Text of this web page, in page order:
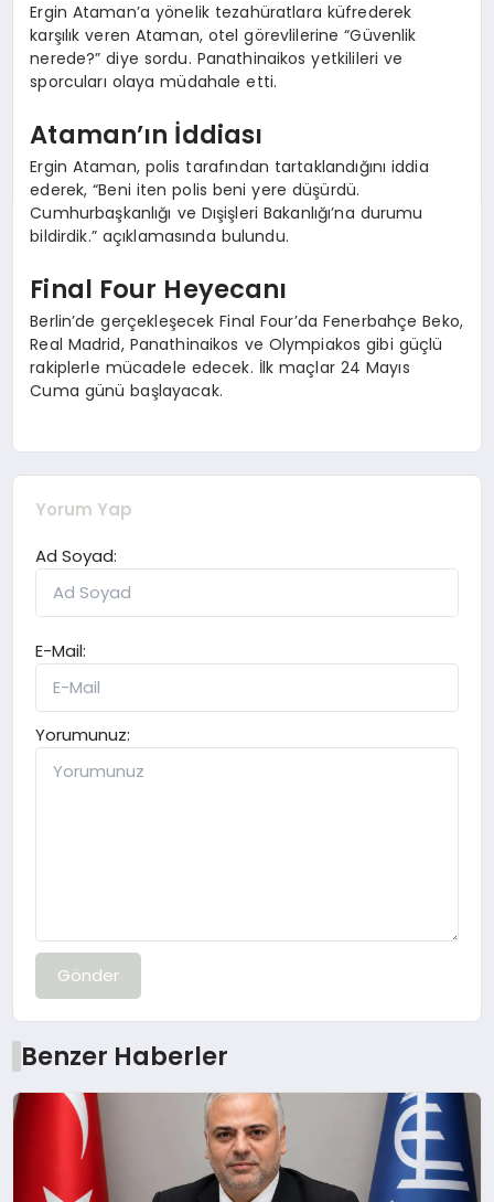
Ergin Ataman’a yönelik tezahüratlara küfrederek
karşılık veren Ataman, otel görevlilerine “Güvenlik
nerede?” diye sordu. Panathinaikos yetkilileri ve
sporcuları olaya müdahale etti.
Ataman’ın İddiası
Ergin Ataman, polis tarafından tartaklandığını iddia
ederek, “Beni iten polis beni yere düşürdü.
Cumhurbaşkanlığı ve Dışişleri Bakanlığı’na durumu
bildirdik.” açıklamasında bulundu.
Final Four Heyecanı
Berlin’de gerçekleşecek Final Four’da Fenerbahçe Beko,
Real Madrid, Panathinaikos ve Olympiakos gibi güçlü
rakiplerle mücadele edecek. İlk maçlar 24 Mayıs
Cuma günü başlayacak.
Yorum Yap
Ad Soyad:
E-Mail:
Yorumunuz:
Gönder
Benzer Haberler